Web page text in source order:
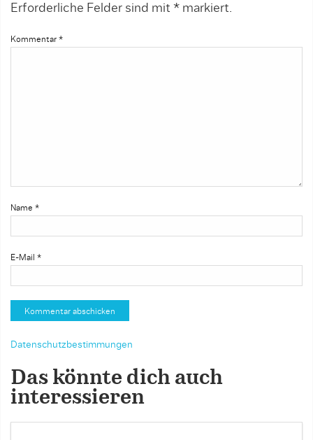
Erforderliche Felder sind mit * markiert.
Kommentar *
Name *
E-Mail *
Datenschutzbestimmungen
Das könnte dich auch
interessieren